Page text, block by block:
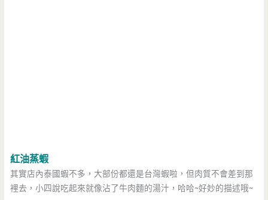
紅油蒸蝦
其實店內泰國蝦不多，大部份都還是台灣蝦啦，但肉質不會差到那
裡去，小四說吃起來就像沾了牛肉麵的湯汁，哈哈~好妙的描述哦~